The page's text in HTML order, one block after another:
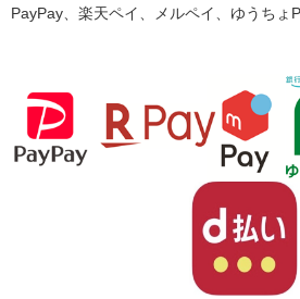
PayPay、楽天ペイ、メルペイ、ゆうちょ